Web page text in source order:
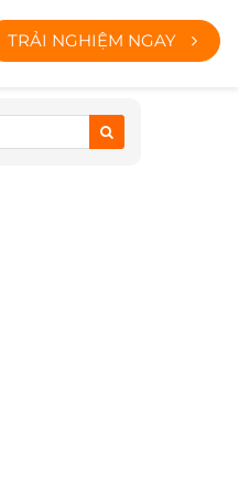
TRẢI NGHIỆM NGAY